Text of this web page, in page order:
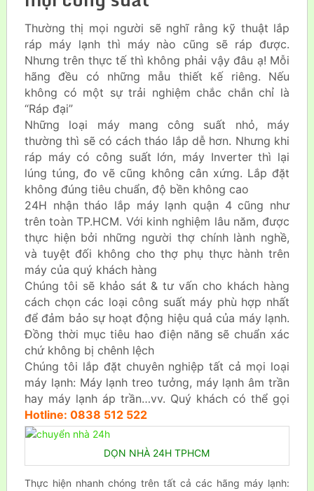
Thường thị mọi người sẽ nghĩ rằng kỹ thuật lắp
ráp máy lạnh thì máy nào cũng sẽ ráp được.
Nhưng trên thực tế thì không phải vậy đâu ạ! Mỗi
hãng đều có những mẫu thiết kế riêng. Nếu
không có một sự trải nghiệm chắc chắn chỉ là
“Ráp đại”
Những loại máy mang công suất nhỏ, máy
thường thì sẽ có cách tháo lắp dễ hơn. Nhưng khi
ráp máy có công suất lớn, máy Inverter thì lại
lúng túng, đo vẽ cũng không cân xứng. Lắp đặt
không đúng tiêu chuẩn, độ bền không cao
24H nhận tháo lắp máy lạnh quận 4 cũng như
trên toàn TP.HCM. Với kinh nghiệm lâu năm, được
thực hiện bởi những người thợ chính lành nghề,
và tuyệt đối không cho thợ phụ thực hành trên
máy của quý khách hàng
Chúng tôi sẽ khảo sát & tư vấn cho khách hàng
cách chọn các loại công suất máy phù hợp nhất
để đảm bảo sự hoạt động hiệu quả của máy lạnh.
Đồng thời mục tiêu hao điện năng sẽ chuẩn xác
chứ không bị chênh lệch
Chúng tôi lắp đặt chuyên nghiệp tất cả mọi loại
máy lạnh: Máy lạnh treo tưởng, máy lạnh âm trần
hay máy lạnh áp trần…vv. Quý khách có thể gọi
Hotline: 0838 512 522
DỌN NHÀ 24H TPHCM
Thực hiện nhanh chóng trên tất cả các hãng máy lạnh: